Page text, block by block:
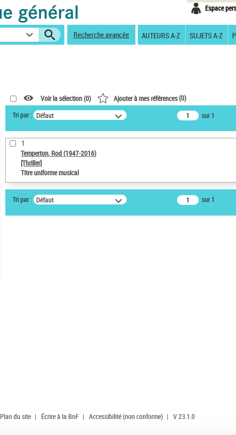
Espace
Recherche avancée AUTEURS A-Z SUJETS A-Z
Voir la sélection (0) Ajouter à mes références(0)
Tri par : Défaut sur 1
1
Temperton, Rod (1947-2016)
[Thriller]
Titre uniforme musical
Tri par : Défaut sur 1
Plan du site | Écrire à la BnF | Accessibilité (non conforme) | V 23.1.0